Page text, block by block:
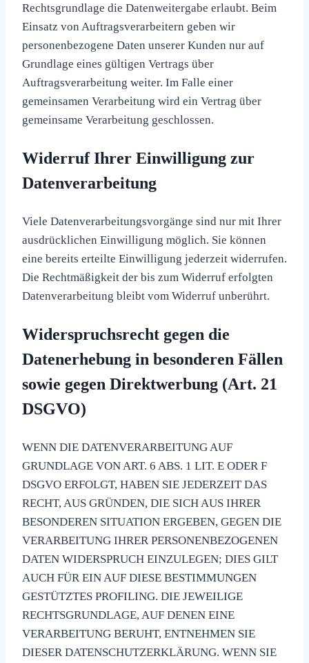
Rechtsgrundlage die Datenweitergabe erlaubt. Beim
Einsatz von Auftragsverarbeitern geben wir
personenbezogene Daten unserer Kunden nur auf
Grundlage eines gültigen Vertrags über
Auftragsverarbeitung weiter. Im Falle einer
gemeinsamen Verarbeitung wird ein Vertrag über
gemeinsame Verarbeitung geschlossen.
Widerruf Ihrer Einwilligung zur
Datenverarbeitung
Viele Datenverarbeitungsvorgänge sind nur mit Ihrer
ausdrücklichen Einwilligung möglich. Sie können
eine bereits erteilte Einwilligung jederzeit widerrufen.
Die Rechtmäßigkeit der bis zum Widerruf erfolgten
Datenverarbeitung bleibt vom Widerruf unberührt.
Widerspruchsrecht gegen die
Datenerhebung in besonderen Fällen
sowie gegen Direktwerbung (Art. 21
DSGVO)
WENN DIE DATENVERARBEITUNG AUF
GRUNDLAGE VON ART. 6 ABS. 1 LIT. E ODER F
DSGVO ERFOLGT, HABEN SIE JEDERZEIT DAS
RECHT, AUS GRÜNDEN, DIE SICH AUS IHRER
BESONDEREN SITUATION ERGEBEN, GEGEN DIE
VERARBEITUNG IHRER PERSONENBEZOGENEN
DATEN WIDERSPRUCH EINZULEGEN; DIES GILT
AUCH FÜR EIN AUF DIESE BESTIMMUNGEN
GESTÜTZTES PROFILING. DIE JEWEILIGE
RECHTSGRUNDLAGE, AUF DENEN EINE
VERARBEITUNG BERUHT, ENTNEHMEN SIE
DIESER DATENSCHUTZERKLÄRUNG. WENN SIE